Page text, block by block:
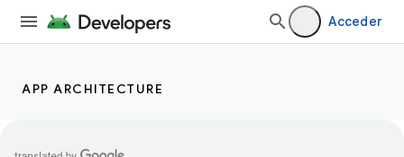
Acceder
APP ARCHITECTURE